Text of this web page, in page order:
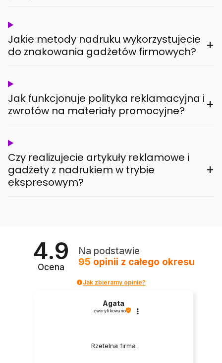
Jakie metody nadruku wykorzystujecie
do znakowania gadżetów firmowych?
+
Jak funkcjonuje polityka reklamacyjna i
zwrotów na materiały promocyjne?
+
Czy realizujecie artykuły reklamowe i
gadżety z nadrukiem w trybie
ekspresowym?
+
4.9
Ocena
Na podstawie
95 opinii z całego okresu
Jak zbieramy opinie?
Agata
zweryfikowano
Rzetelna firma